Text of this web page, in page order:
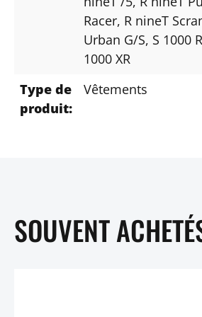
Racer, R nineT
Urban G/S, S 1000 R
1000 XR
Type de
produit:
Vêtements
SOUVENT